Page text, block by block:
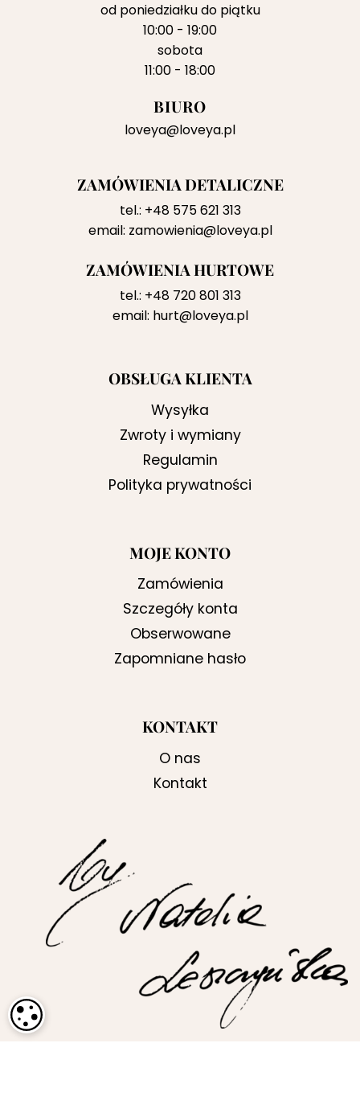
od poniedziałku do piątku
10:00 - 19:00
sobota
11:00 - 18:00
BIURO
loveya@loveya.pl
ZAMÓWIENIA DETALICZNE
tel.: +48 575 621 313
email: zamowienia@loveya.pl
ZAMÓWIENIA HURTOWE
tel.: +48 720 801 313
email: hurt@loveya.pl
OBSŁUGA KLIENTA
Wysyłka
Zwroty i wymiany
Regulamin
Polityka prywatności
MOJE KONTO
Zamówienia
Szczegóły konta
Obserwowane
Zapomniane hasło
KONTAKT
O nas
Kontakt
USTAWIENIA PLIKÓW COOKIE